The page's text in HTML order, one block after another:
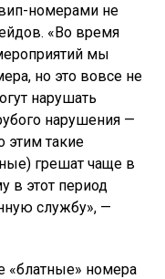
номерами не
«Во время
мы
но это вовсе не
нарушать
нарушения —
этим такие
грешат чаще в
в этот период
службу», —
«блатные» номера